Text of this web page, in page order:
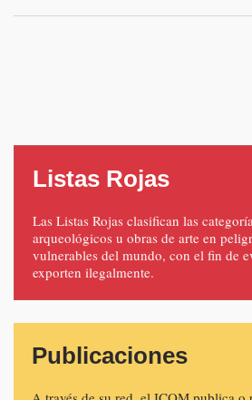
Listas Rojas
Las Listas Rojas clasifican las
arqueológicos u obras de arte en
vulnerables del mundo, con el fin de
exporten ilegalmente.
Publicaciones